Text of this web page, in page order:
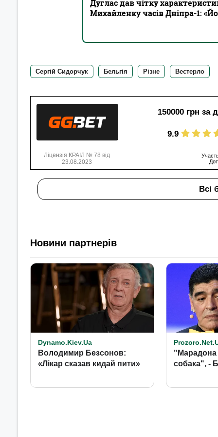
Дуглас дав чітку
Михайленку часів Дніпра-1:
Сергій Сидорчук Бельгія Різне Вестерло
150000 грн за
9.9
Ліцензія КРАІЛ № 78 від
23.08.2023
Всі